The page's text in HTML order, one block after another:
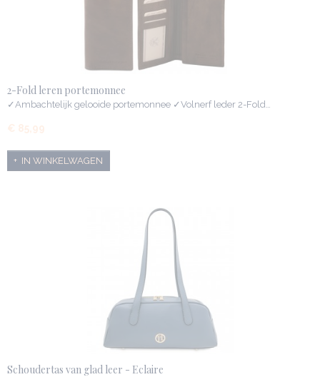
2-Fold leren portemonnee
✓Ambachtelijk gelooide portemonnee ✓Volnerf leder 2-Fold…
€ 85,99
IN WINKELWAGEN
Schoudertas van glad leer - Eclaire